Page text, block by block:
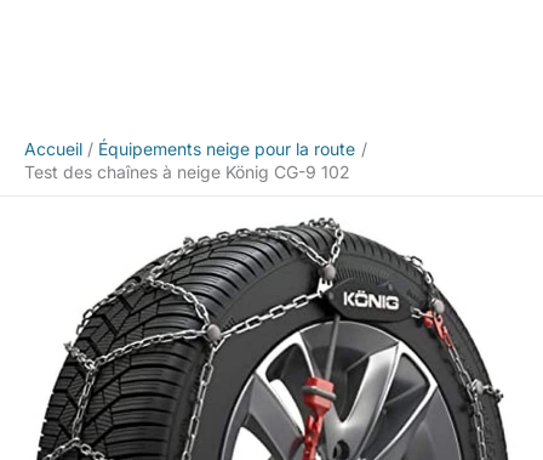
Accueil
Équipements neige pour la route
Test des chaînes à neige König CG-9 102